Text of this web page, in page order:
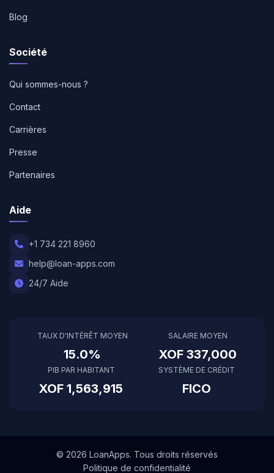
Blog
Société
Qui sommes-nous ?
Contact
Carrières
Presse
Partenaires
Aide
+1 734 221 8960
help@loan-apps.com
24/7 Aide
TAUX D'INTÉRÊT MOYEN
15.0%
SALAIRE MOYEN
XOF 337,000
PIB PAR HABITANT
XOF 1,563,915
SYSTÈME DE CRÉDIT
FICO
© 2026 LoanApps. Tous droits réservés
Politique de confidentialité